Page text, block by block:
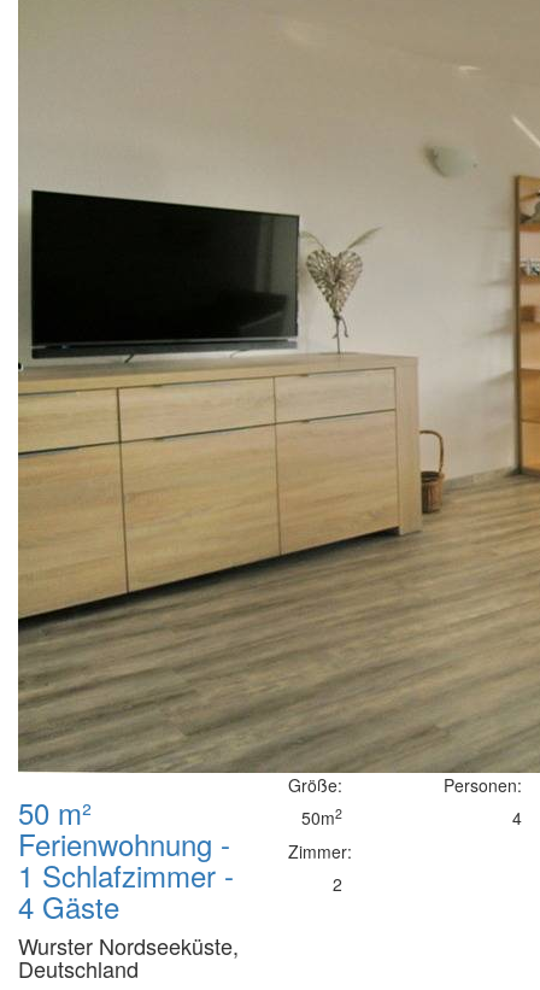
50 m²
Ferienwohnung -
1 Schlafzimmer -
4 Gäste
Wurster Nordseeküste,
Deutschland
Größe:
50m2
Zimmer:
2
Personen:
4